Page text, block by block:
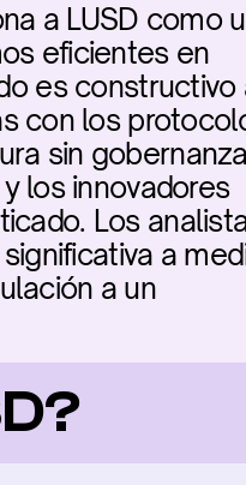
a LUSD como
eficientes en
es constructivo
con los
sin
los innovadores
Los
a
a un